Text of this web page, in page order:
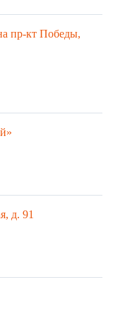
пр-кт Победы,
д. 91